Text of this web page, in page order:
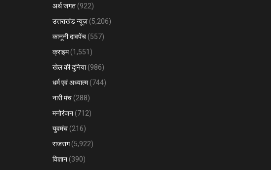
अर्थ जगत (922)
उत्तराखंड न्यूज़ (5,206)
कानूनी दावपेंच (557)
क्राइम(1,551)
खेल की दुनिया(986)
धर्म एवं अध्यात्म(744)
नारी मंच (288)
मनोरंजन (712)
युवमंच (216)
राजराग(5,922)
विज्ञान (390)